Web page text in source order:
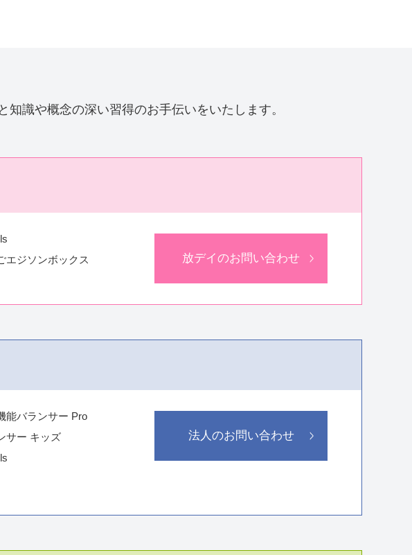
識や概念の深い習得のお手伝いをいたします。
エジソンボックス 放デイのお問い合わせ
能バランサー Pro
サー キッズ
法人のお問い合わせ